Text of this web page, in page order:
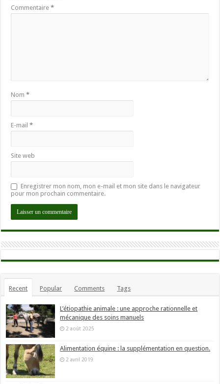
Commentaire*
Nom*
E-mail*
Site web
Enregistrer mon nom, mon e-mail et mon site dans le navigateur
pour mon prochain commentaire.
Recent Popular Comments Tags
L’étiopathie animale : une approche rationnelle et
mécanique des soins manuels
2 août 2025
Alimentation équine : la supplémentation en question.
2 avril 2019